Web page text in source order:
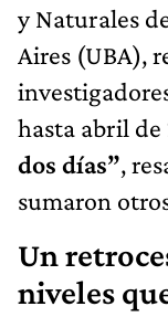
Aires (UBA),
hasta abril
dos días”,
sumaron
Un
niveles